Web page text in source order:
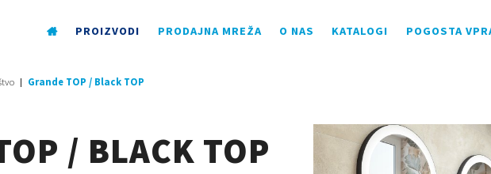
PROIZVODI PRODAJNA MREŽA O NAS KATALOGI POGOSTA
Grande TOP / Black TOP
/ BLACK TOP